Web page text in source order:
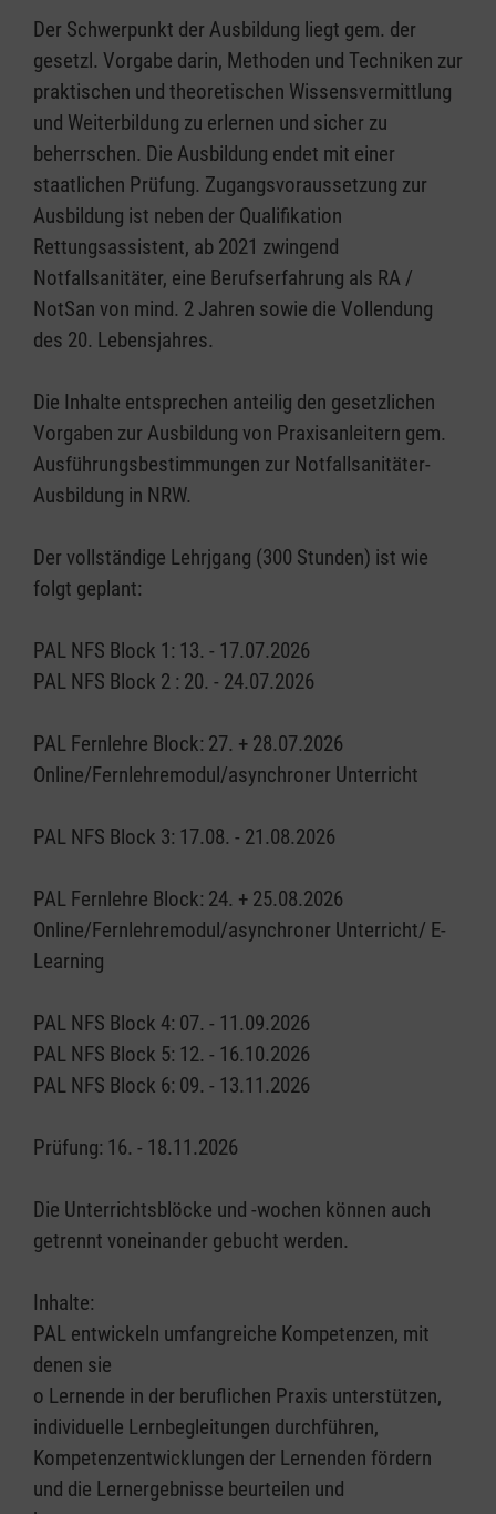
Der Schwerpunkt der Ausbildung liegt gem. der
gesetzl. Vorgabe darin, Methoden und Techniken zur
praktischen und theoretischen Wissensvermittlung
und Weiterbildung zu erlernen und sicher zu
beherrschen. Die Ausbildung endet mit einer
staatlichen Prüfung. Zugangsvoraussetzung zur
Ausbildung ist neben der Qualifikation
Rettungsassistent, ab 2021 zwingend
Notfallsanitäter, eine Berufserfahrung als RA /
NotSan von mind. 2 Jahren sowie die Vollendung
des 20. Lebensjahres.
Die Inhalte entsprechen anteilig den gesetzlichen
Vorgaben zur Ausbildung von Praxisanleitern gem.
Ausführungsbestimmungen zur Notfallsanitäter-
Ausbildung in NRW.
Der vollständige Lehrjgang (300 Stunden) ist wie
folgt geplant:
PAL NFS Block 1: 13. - 17.07.2026
PAL NFS Block 2 : 20. - 24.07.2026
PAL Fernlehre Block: 27. + 28.07.2026
Online/Fernlehremodul/asynchroner Unterricht
PAL NFS Block 3: 17.08. - 21.08.2026
PAL Fernlehre Block: 24. + 25.08.2026
Online/Fernlehremodul/asynchroner Unterricht/ E-
Learning
PAL NFS Block 4: 07. - 11.09.2026
PAL NFS Block 5: 12. - 16.10.2026
PAL NFS Block 6: 09. - 13.11.2026
Prüfung: 16. - 18.11.2026
Die Unterrichtsblöcke und -wochen können auch
getrennt voneinander gebucht werden.
Inhalte:
PAL entwickeln umfangreiche Kompetenzen, mit
denen sie
o Lernende in der beruflichen Praxis unterstützen,
individuelle Lernbegleitungen durchführen,
Kompetenzentwicklungen der Lernenden fördern
und die Lernergebnisse beurteilen und